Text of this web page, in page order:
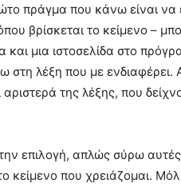
πράγμα που κάνω είναι να
βρίσκεται το κείμενο –
και μια ιστοσελίδα στο
στη λέξη που με ενδιαφέρει.
της λέξης, που
επιλογή, απλώς σύρω
κείμενο που χρειάζομαι.